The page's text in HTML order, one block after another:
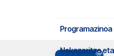
Programazinoa
Nekazaritza